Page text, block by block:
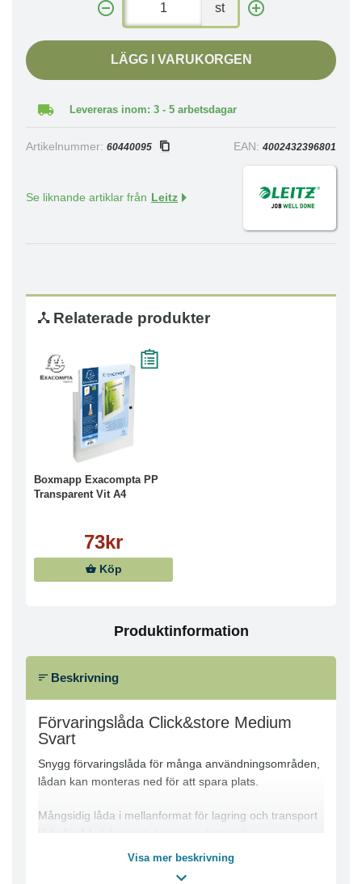
st
LÄGG I VARUKORGEN
Levereras inom: 3 - 5 arbetsdagar
Artikelnummer: 60440095 EAN: 4002432396801
Se liknande artiklar från Leitz
Relaterade produkter
Boxmapp Exacompta PP
Transparent Vit A4
73kr
Köp
Produktinformation
Beskrivning
Förvaringslåda Click&store Medium
Svart
Snygg förvaringslåda för många användningsområden,
lådan kan monteras ned för att spara plats.
Mångsidig låda i mellanformat för lagring och transport
låda för A4-dokument. Laminerad yta och
metallhörnelement för robust skydd. Kraftiga
Visa mer beskrivning